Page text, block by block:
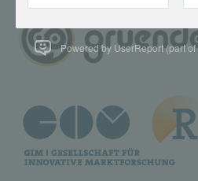
Powered by UserReport (part